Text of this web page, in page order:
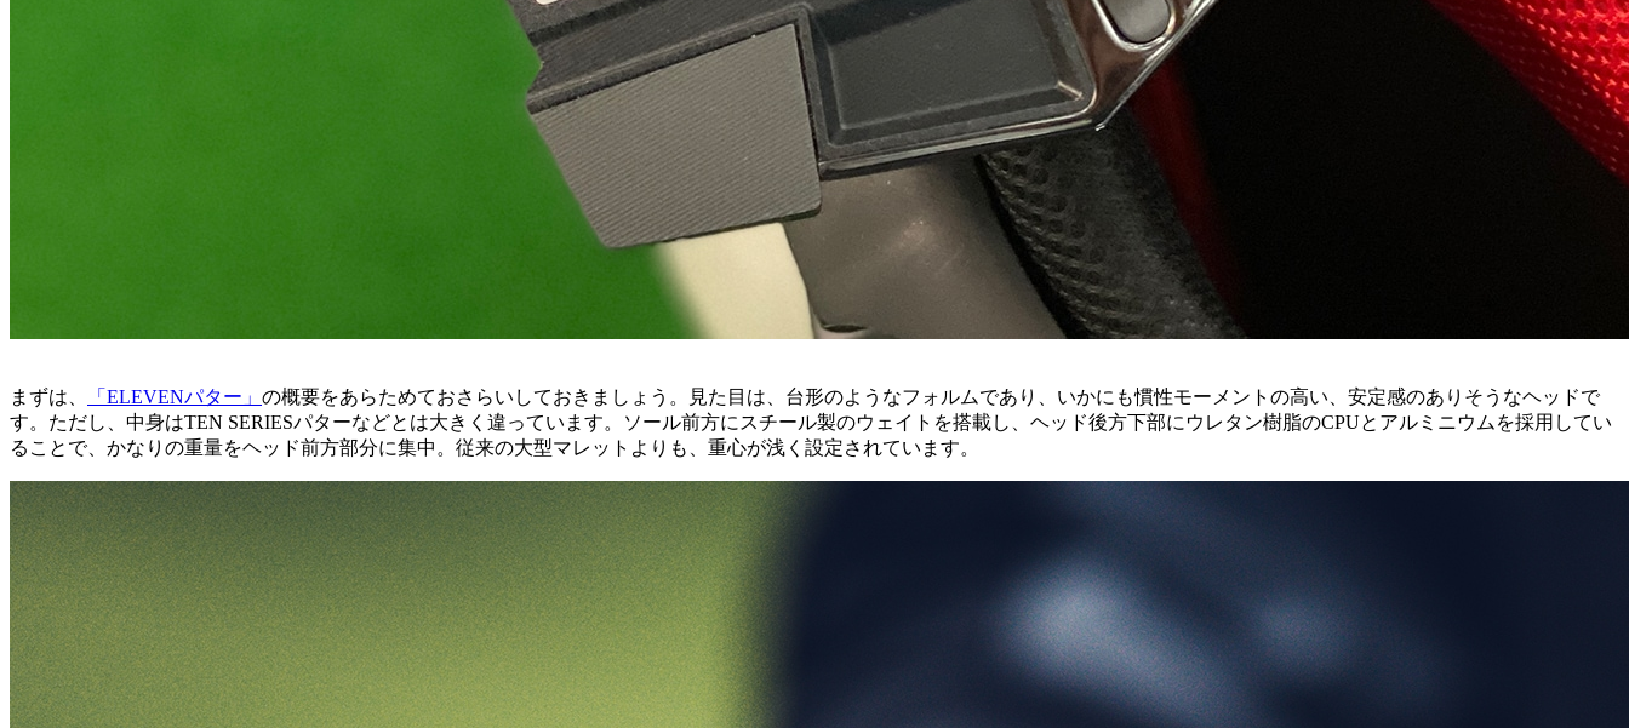
まずは、 「ELEVENパター」 の概要をあらためておさらいしておきましょう。見た目は、台形のようなフォルムであり、いかにも慣性モーメントの高い、安定感のありそうなヘッドで
す。ただし、中身はTEN SERIESパターなどとは大きく違っています。ソール前方にスチール製のウェイトを搭載し、ヘッド後方下部にウレタン樹脂のCPUとアルミニウムを採用してい
ることで、かなりの重量をヘッド前方部分に集中。従来の大型マレットよりも、重心が浅く設定されています。